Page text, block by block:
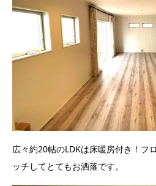
広々約20帖のLDKは床暖房付き！フ
ッチしてとてもお洒落です。